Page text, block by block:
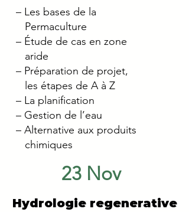
– Les bases de la
Permaculture
– Étude de cas en zone
aride
– Préparation de projet,
les étapes de A à Z
– La planification
– Gestion de l’eau
– Alternative aux produits
chimiques
23 Nov
Hydrologie regenerative